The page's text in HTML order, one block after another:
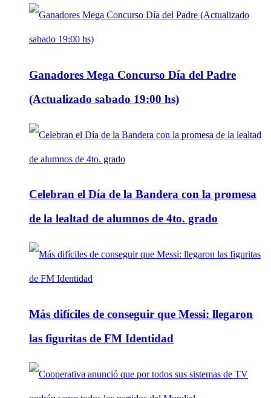
Ganadores Mega Concurso Día del Padre
(Actualizado sabado 19:00 hs)
Celebran el Día de la Bandera con la promesa
de la lealtad de alumnos de 4to. grado
Más difíciles de conseguir que Messi: llegaron
las figuritas de FM Identidad